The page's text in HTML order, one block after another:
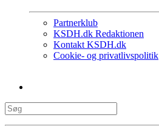
Partnerklub
KSDH.dk Redaktionen
Kontakt KSDH.dk
Cookie- og privatlivspolitik